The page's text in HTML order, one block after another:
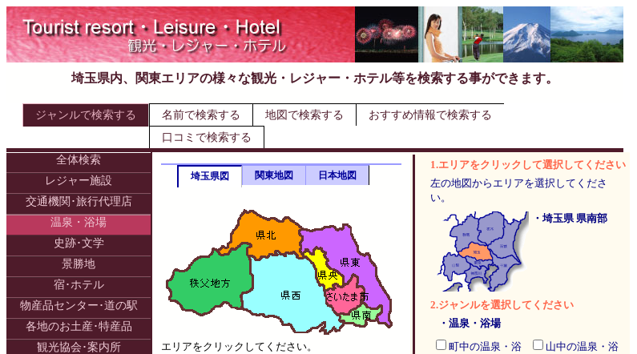
埼玉県内、関東エリアの様々な観光・レジャー・ホテル等を検索する事ができます。
ジャンルで検索する 名前で検索する 地図で検索する
おすすめ情報で検索する
口コミで検索する
全体検索
レジャー施設
交通機関･旅行代理店
温泉・浴場
史跡･文学
景勝地
宿･ホテル
物産品センター･道の駅
各地のお土産･特産品
観光協会･案内所
埼玉県図 関東地図 日本地図
エリアをクリックしてください。
1.エリアをクリックして選択してください
左の地図からエリアを選択してくださ
い。
・埼玉県 県南部
2.ジャンルを選択してください
・温泉・浴場
町中の温泉・浴
山中の温泉・浴